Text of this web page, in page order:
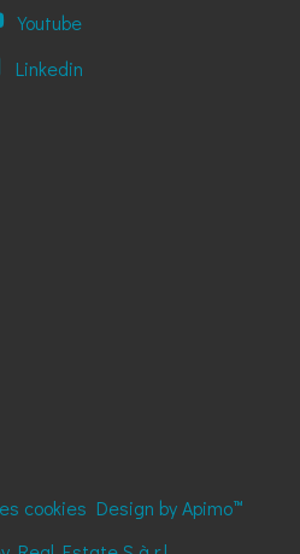
Youtube
Linkedin
cookies Design byApimo™